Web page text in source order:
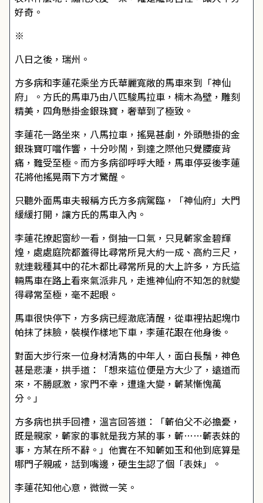
好奇。
※
八日之後，瑞州。
方多病和李蓮花乘坐方氏華麗寬敞的馬車來到「神仙
府」。方氏的馬車乃由八匹駿馬拉車，楠木為壁，雕刻
精美，四角懸掛金銀珠寶，奢華到了極致。
李蓮花一路坐來，八馬拉車，搖晃甚劇，外頭懸掛的金
銀珠寶叮噹作響，十分吵鬧，到達之際他只覺腰痠背
痛，難受至極。而方多病卻呼呼大睡，馬車停妥後李蓮
花將他搖晃兩下方才驚醒。
只聽外面馬車夫報稱方氏方多病駕臨，「神仙府」大門
緩緩打開，讓方氏的馬車入內。
李蓮花撩起窗紗一看，倒抽一口氣，只見蘄家金碧輝
煌，處處庭院都蓋得比尋常所見大約一成、高約三尺，
就連栽種其中的花木都比尋常所見的大上許多，方氏這
輛馬車在路上看來氣派非凡，走進神仙府不知怎的就變
得尋常至極，毫不起眼。
馬車很快停下，方多病已經澈底清醒，從車裡拈起塊巾
帕抹了抹臉，裝模作樣地下車，李蓮花跟在他身後。
對面大步行來一位身材清雋的中年人，面白長鬚，神色
甚是悲淒，拱手道：「想來這位便是方大少了，遠道而
來，不勝感激，家門不幸，遭逢大變，蘄某慚愧萬
分。」
方多病也拱手回禮，溫言回答道：「蘄伯父不必擔憂，
既是親家，蘄家的事就是我方某的事，蘄……蘄表妹的
事，方某在所不辭。」他實在不知蘄如玉和他到底算是
哪門子親戚，話到嘴邊，硬生生認了個「表妹」。
李蓮花知他心意，微微一笑。